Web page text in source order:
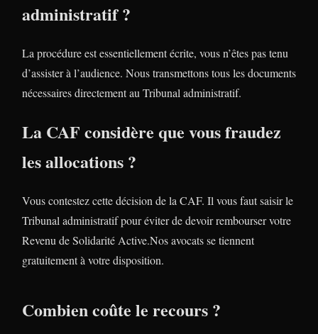
administratif ?
La procédure est essentiellement écrite, vous n’êtes pas tenu
d’assister à l’audience. Nous transmettons tous les documents
nécessaires directement au Tribunal administratif.
La CAF considère que vous fraudez
les allocations ?
Vous contestez cette décision de la CAF. Il vous faut saisir le
Tribunal administratif pour éviter de devoir rembourser votre
Revenu de Solidarité Active.Nos avocats se tiennent
gratuitement à votre disposition.
Combien coûte le recours ?